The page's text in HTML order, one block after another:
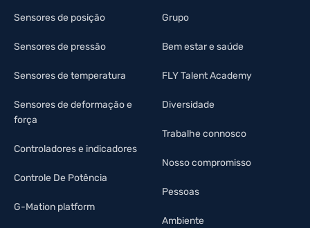
Sensores de posição
Sensores de pressão
Sensores de temperatura
Sensores de deformação e
força
Controladores e indicadores
Controle De Potência
G-Mation platform
Grupo
Bem estar e saúde
FLY Talent Academy
Diversidade
Trabalhe connosco
Nosso compromisso
Pessoas
Ambiente